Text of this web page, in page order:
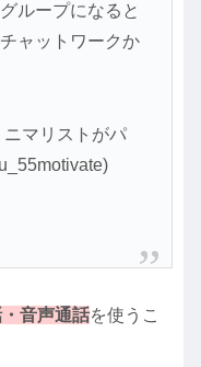
ループになると
ャットワークか
マリストがパ
音声通話を使うこ